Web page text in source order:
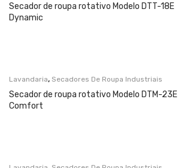
Secador de roupa rotativo Modelo DTT-18E
Dynamic
Lavandaria, Secadores De Roupa Industriais
Secador de roupa rotativo Modelo DTM-23E
Comfort